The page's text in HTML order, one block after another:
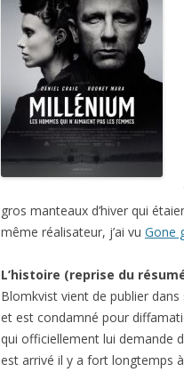
gros manteaux d’hiver qui
même réalisateur, j’ai vu Gone
L’histoire (reprise du
Blomkvist vient de publier
et est condamné pour
qui officiellement lui demande
est arrivé il y a fort longtemps